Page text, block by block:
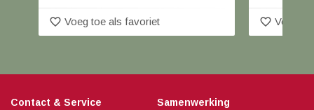
favorite_border Voeg toe als favoriet favorite_border Voeg
Contact & Service
Samenwerking